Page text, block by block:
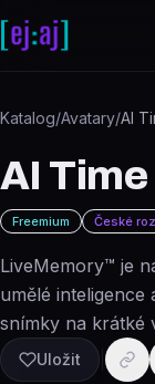
Katalog/Avatary/AI
AI
Freemium České
LiveMemory™ je
umělé inteligence
snímky na krátké
Uložit